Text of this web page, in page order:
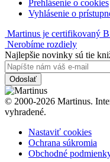
Prehlásenie o cookies
Vyhlásenie o
Martinus je certifikovaný
Nerobíme rozdiely
Najlepšie novinky sú tie
Odoslať
© 2000-2026 Martinus.
vyhradené.
Nastaviť cookies
Ochrana súkromia
Obchodné